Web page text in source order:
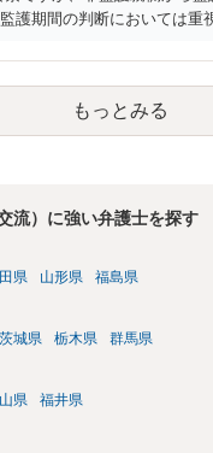
護期間の判断においては重
処分（仮処分）を先行して
依頼済みであれば、見通し
もっとみる
流）に強い弁護士を探す
県 山形県 福島県
茨城県 栃木県 群馬県
県 福井県